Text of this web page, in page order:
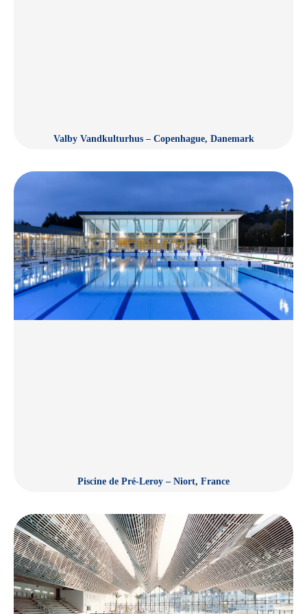
Valby Vandkulturhus – Copenhague, Danemark
Piscine de Pré-Leroy – Niort, France